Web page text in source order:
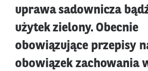
uprawa sadownicza
użytek zielony. Obecnie
obowiązujące przepisy
obowiązek zachowania